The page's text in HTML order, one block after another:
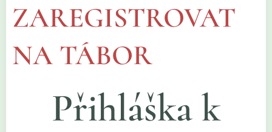
ZAREGISTROVAT
NA TÁBOR
Přihláška k